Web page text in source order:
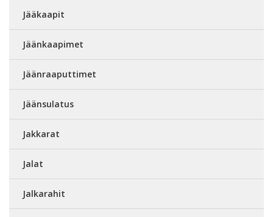
Jääkaapit
Jäänkaapimet
Jäänraaputtimet
Jäänsulatus
Jakkarat
Jalat
Jalkarahit